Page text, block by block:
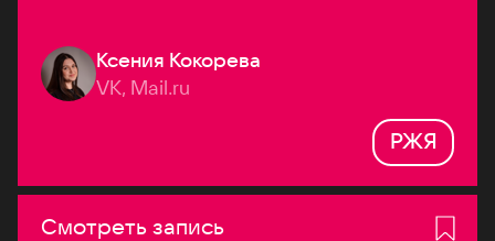
Ксения Кокорева
VK, Mail.ru
РЖЯ
Смотреть запись